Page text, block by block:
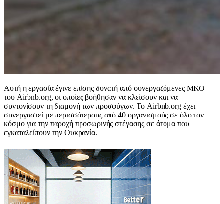
Αυτή η εργασία έγινε επίσης δυνατή από συνεργαζόμενες ΜΚΟ
του Airbnb.org, οι οποίες βοήθησαν να κλείσουν και να
συντονίσουν τη διαμονή των προσφύγων. Το Airbnb.org έχει
συνεργαστεί με περισσότερους από 40 οργανισμούς σε όλο τον
κόσμο για την παροχή προσωρινής στέγασης σε άτομα που
εγκαταλείπουν την Ουκρανία.